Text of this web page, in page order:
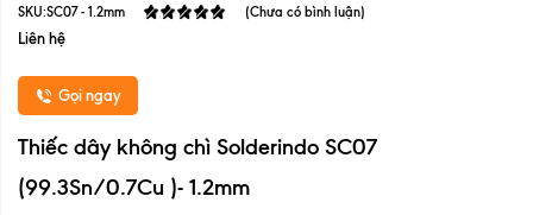
SKU:SC07 - 1.2mm (Chưa có bình luận)
Liên hệ
Gọi ngay
Thiếc dây không chì Solderindo SC07
(99.3Sn/0.7Cu )- 1.2mm